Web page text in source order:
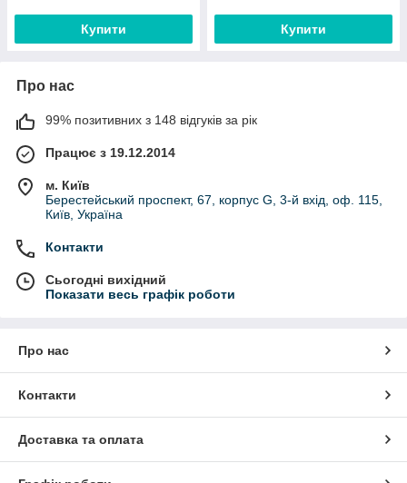
Купити Купити
Про нас
99% позитивних з 148 відгуків за рік
Працює з 19.12.2014
м. Київ
Берестейський проспект, 67, корпус G, 3-й вхід, оф. 115,
Київ, Україна
Контакти
Сьогодні вихідний
Показати весь графік роботи
Про нас
Контакти
Доставка та оплата